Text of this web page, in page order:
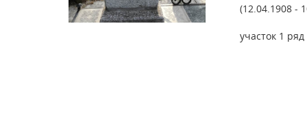
(12.04.1908 -
участок 1